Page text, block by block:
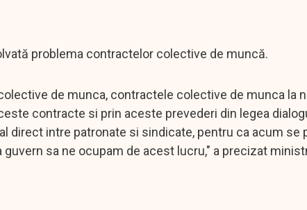
problema contractelor colective de muncă.
de munca, contractele colective de munca la
contracte si prin aceste prevederi din legea
direct intre patronate si sindicate, pentru ca acum se
sa ne ocupam de acest lucru," a precizat